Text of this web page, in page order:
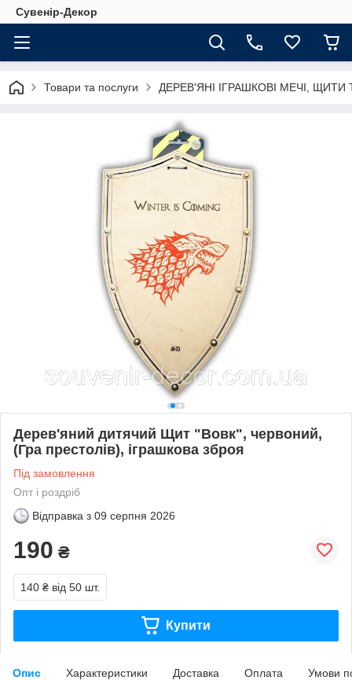
Сувенір-Декор
Товари та послуги ДЕРЕВ'ЯНІ ІГРАШКОВІ МЕЧІ,
Дерев'яний дитячий Щит "Вовк", червоний,
(Гра престолів), іграшкова зброя
Під замовлення
Опт і роздріб
Відправка з 09 серпня 2026
190 ₴
140 ₴ від 50 шт.
Купити
Опис Характеристики Доставка Оплата Умови